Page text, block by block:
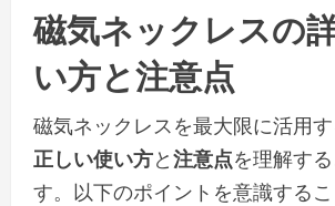
磁気ネックレスの
い方と注意点
磁気ネックレスを最大限に活用す
正しい使い方と注意点を理解す
す。以下のポイントを意識する